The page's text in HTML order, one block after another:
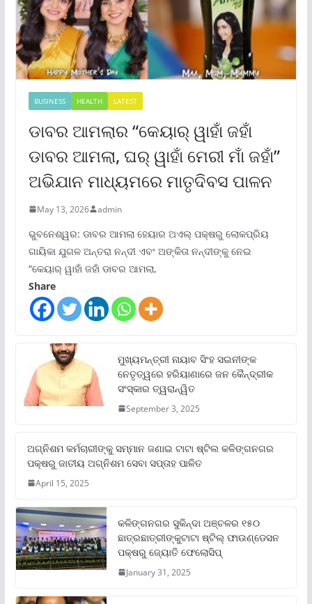
BUSINESS HEALTH LATEST
ଡାବର ଆମଲାର “କେୟାର୍ ୱାହାଁ ଜହାଁ
ଡାବର ଆମଲା, ଘର୍ ୱାହାଁ ମେରୀ ମାଁ ଜହାଁ”
ଅଭିଯାନ ମାଧ୍ୟମରେ ମାତୃଦିବସ ପାଳନ
May 13, 2026 admin
ଭୁବନେଶ୍ୱର: ଡାବର ଆମଲା ହେୟାର ଅଏଲ୍ ପକ୍ଷରୁ ଲୋକପ୍ରିୟ
ଗାୟିକା ଯୁଗଳ ଅନ୍ତରା ନନ୍ଦୀ ଏବଂ ଅଙ୍କିତା ନନ୍ଦୀଙ୍କୁ ନେଇ
“କେୟାର୍ ୱାହାଁ ଜହାଁ ଡାବର ଆମଲା,
Share
ମୁଖ୍ୟମନ୍ତ୍ରୀ ନାୟାବ ସିଂହ ସଇନୀଙ୍କ
ନେତୃତ୍ୱରେ ହରିୟାଣାରେ ଜନ କୈନ୍ଦ୍ରୀକ
ସଂସ୍କାର ତ୍ୱରାନ୍ୱିତ
September 3, 2025
ଅଗ୍ନିଶମ କର୍ମଚାରୀଙ୍କୁ ସମ୍ମାନ ଜଣାଇ ଟାଟା ଷ୍ଟିଲ କଳିଙ୍ଗନଗର
ପକ୍ଷରୁ ଜାତୀୟ ଅଗ୍ନିଶମ ସେବା ସପ୍ତାହ ପାଳିତ
April 15, 2025
କଳିଙ୍ଗନଗର ସୁକିନ୍ଦା ଅଞ୍ଚଳର ୧୫୦
ଛାତ୍ରଛାତ୍ରୀଙ୍କୁଟାଟା ଷ୍ଟିଲ୍ ଫାଉଣ୍ଡେସନ
ପକ୍ଷରୁ ଜ୍ୟୋତି ଫେଲୋସିପ୍‌
January 31, 2025